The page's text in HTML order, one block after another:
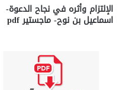
الإلتزام وأثره في نجاح الدعوة-
اسماعيل بن نوح- ماجستير pdf